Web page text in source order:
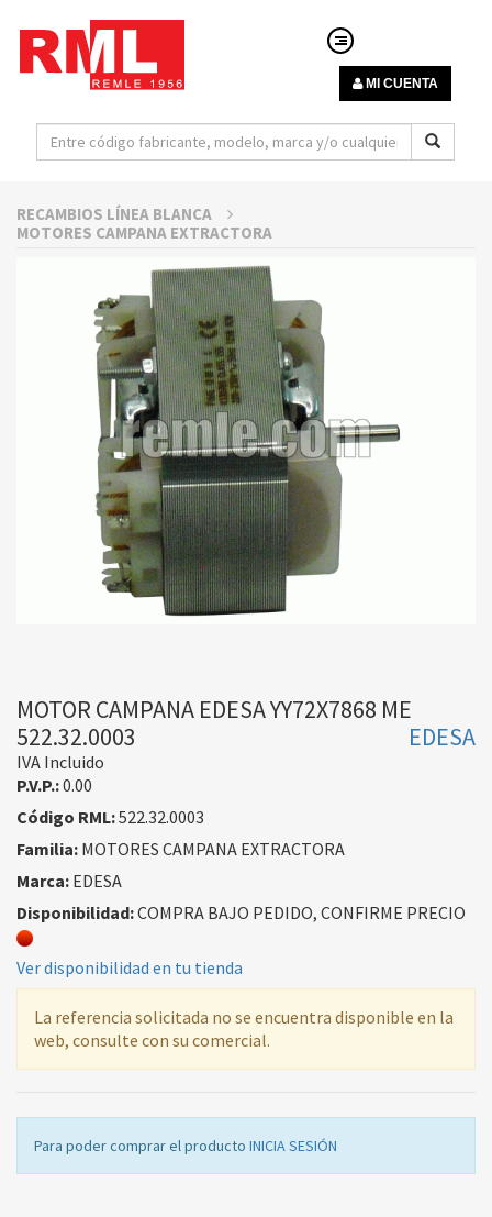
MI CUENTA
RECAMBIOS LÍNEA BLANCA
MOTORES CAMPANA EXTRACTORA
MOTOR CAMPANA EDESA YY72X7868 ME
522.32.0003
EDESA
IVA Incluido
P.V.P.:0.00
Código RML:522.32.0003
Familia: MOTORES CAMPANA EXTRACTORA
Marca: EDESA
Disponibilidad:COMPRA BAJO PEDIDO, CONFIRME PRECIO
Ver disponibilidad en tu tienda
La referencia solicitada no se encuentra disponible en la
web, consulte con su comercial.
Para poder comprar el producto INICIA SESIÓN